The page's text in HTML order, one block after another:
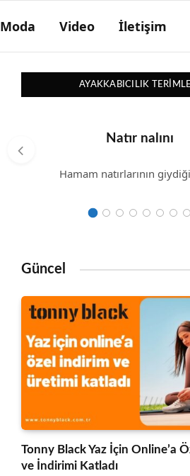
Moda Video İletişim
AYAKKABICILIK
Natır nalını
Hamam natırlarının
Güncel
Tonny Black Yaz İçin Online’a
ve İndirimi Katladı